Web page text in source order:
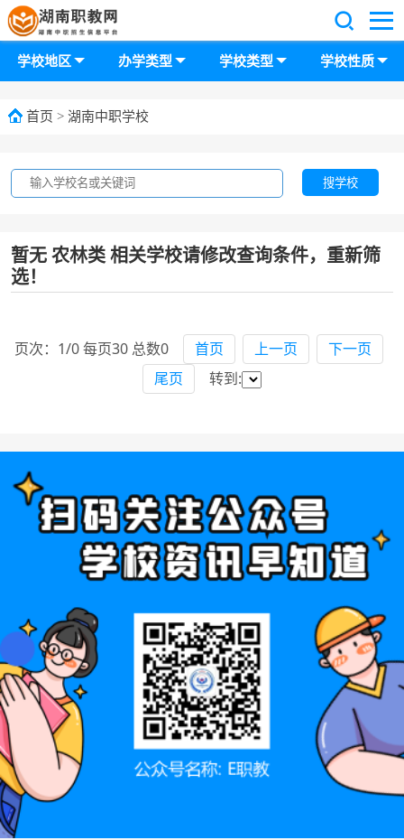
首页 > 湖南中职学校
学校地区 办学类型 学校类型 学校性质
搜学校
暂无 农林类 相关学校请修改查询条件，重新筛
选！
页次：1/0 每页30 总数0 首页 上一页
下一页
尾页
转到: